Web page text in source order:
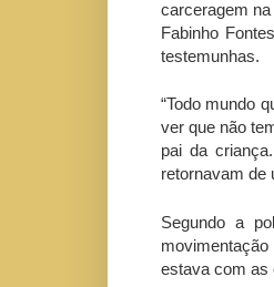
carceragem
Fabinho
testemunhas.
“Todo mundo
ver que não
pai da
retornavam de
Segundo a
estava com as